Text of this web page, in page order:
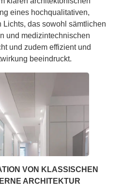
eines hochqualitativen,
Lichts, das sowohl sämtlichen
und medizintechnischen
und zudem effizient und
beeindruckt.
VON KLASSISCHEN
ARCHITEKTUR